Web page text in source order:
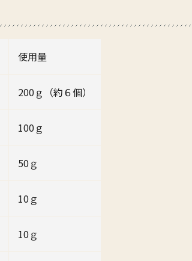
使用量
200ｇ（約６個）
100ｇ
50ｇ
10ｇ
10ｇ